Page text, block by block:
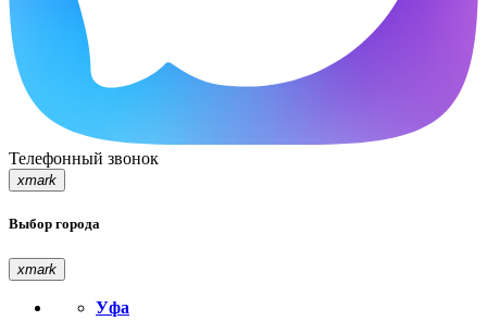
Телефонный звонок
xmark
Выбор города
xmark
Уфа